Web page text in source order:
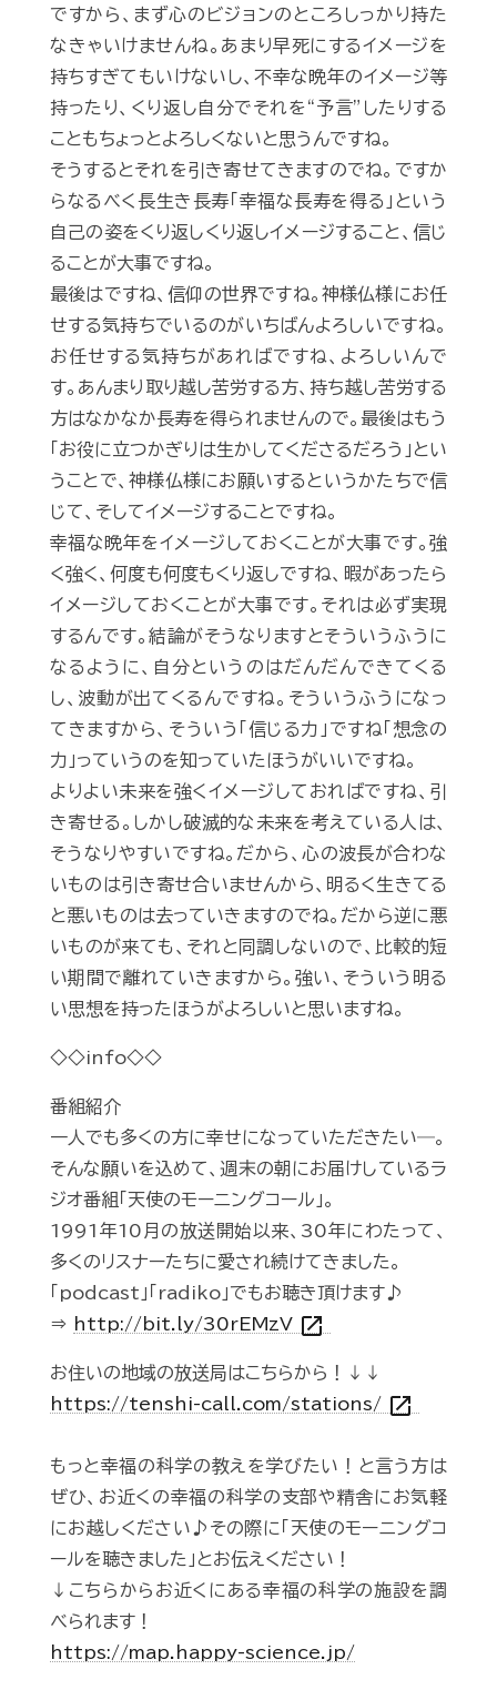
ですから、まず心のビジョンのところしっかり持た
なきゃいけませんね。あまり早死にするイメージを
持ちすぎてもいけないし、不幸な晩年のイメージ等
持ったり、くり返し自分でそれを“予言”したりする
こともちょっとよろしくないと思うんですね。
そうするとそれを引き寄せてきますのでね。ですか
らなるべく長生き長寿「幸福な長寿を得る」という
自己の姿をくり返しくり返しイメージすること、信じ
ることが大事ですね。
最後はですね、信仰の世界ですね。神様仏様にお任
せする気持ちでいるのがいちばんよろしいですね。
お任せする気持ちがあればですね、よろしいんで
す。あんまり取り越し苦労する方、持ち越し苦労する
方はなかなか長寿を得られませんので。最後はもう
「お役に立つかぎりは生かしてくださるだろう」とい
うことで、神様仏様にお願いするというかたちで信
じて、そしてイメージすることですね。
幸福な晩年をイメージしておくことが大事です。強
く強く、何度も何度もくり返しですね、暇があったら
イメージしておくことが大事です。それは必ず実現
するんです。結論がそうなりますとそういうふうに
なるように、自分というのはだんだんできてくる
し、波動が出てくるんですね。そういうふうになっ
てきますから、そういう「信じる力」ですね「想念の
力」っていうのを知っていたほうがいいですね。
よりよい未来を強くイメージしておればですね、引
き寄せる。しかし破滅的な未来を考えている人は、
そうなりやすいですね。だから、心の波長が合わな
いものは引き寄せ合いませんから、明るく生きてる
と悪いものは去っていきますのでね。だから逆に悪
いものが来ても、それと同調しないので、比較的短
い期間で離れていきますから。強い、そういう明る
い思想を持ったほうがよろしいと思いますね。
◇◇info◇◇
番組紹介
一人でも多くの方に幸せになっていただきたい―。
そんな願いを込めて、週末の朝にお届けしているラ
ジオ番組「天使のモーニングコール」。
1991年10月の放送開始以来、30年にわたって、
多くのリスナーたちに愛され続けてきました。
「podcast」「radiko」でもお聴き頂けます♪
⇒
http://bit.ly/30rEMzV open_in_new
お住いの地域の放送局はこちらから！↓↓
https://tenshi-call.com/stations/ open_in_new
もっと幸福の科学の教えを学びたい！と言う方は
ぜひ、お近くの幸福の科学の支部や精舎にお気軽
にお越しください♪その際に「天使のモーニングコ
ールを聴きました」とお伝えください！
↓こちらからお近くにある幸福の科学の施設を調
べられます！
https://map.happy-science.jp/